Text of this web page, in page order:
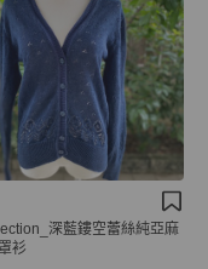
深藍鏤空蕾絲純亞麻
衫